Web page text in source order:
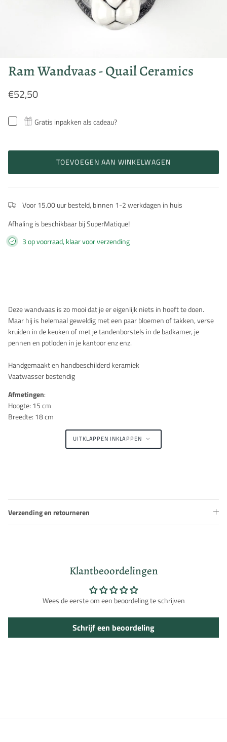
Ram Wandvaas - Quail Ceramics
€52,50
Gratis inpakken als cadeau?
TOEVOEGEN AAN WINKELWAGEN
Voor 15.00 uur besteld, binnen 1-2 werkdagen in huis
Afhaling is beschikbaar bij SuperMatique!
3 op voorraad, klaar voor verzending
Beschrijving
Deze wandvaas is zo mooi dat je er eigenlijk niets in hoeft te doen.
Maar hij is helemaal geweldig met een paar bloemen of takken, verse
kruiden in de keuken of met je tandenborstels in de badkamer, je
pennen en potloden in je kantoor enz enz.
Handgemaakt en handbeschilderd keramiek
Vaatwasser bestendig
Afmetingen:
Hoogte: 15 cm
Breedte: 18 cm
UITKLAPPEN INKLAPPEN
Verzending en retourneren
Klantbeoordelingen
Wees de eerste om een beoordeling te schrijven
Schrijf een beoordeling